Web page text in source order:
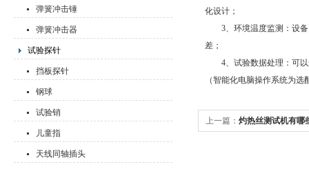
弹簧冲击锤
弹簧冲击器
试验探针
挡板探针
钢球
试验销
儿童指
天线同轴插头
化设计；
3、环境温度监测：设备
差；
4、试验数据处理：可以
（智能化电脑操作系统为选
上一篇： 灼热丝测试机有哪